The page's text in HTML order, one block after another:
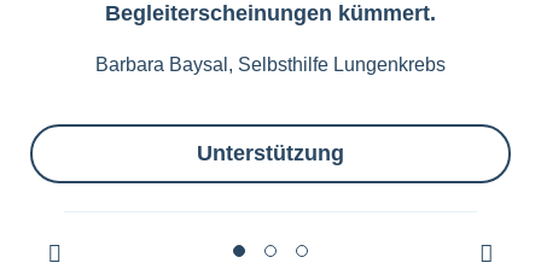
Begleiterscheinungen kümmert.
Barbara Baysal, Selbsthilfe Lungenkrebs
Unterstützung